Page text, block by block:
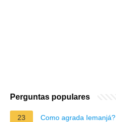
Perguntas populares
23 Como agrada Iemanjá?